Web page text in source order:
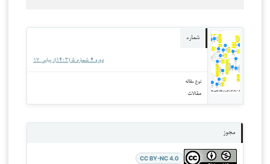
شماره
دوره 4 شماره 5 (1403): پیاپی ‍۱۷
نوع مقاله
مقالات
مجوز
CC BY-NC 4.0